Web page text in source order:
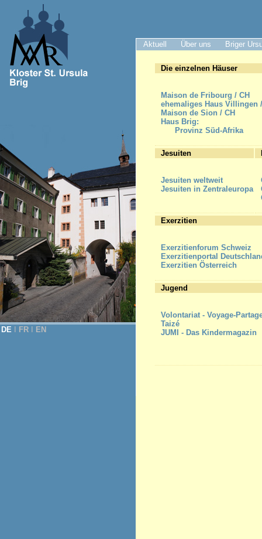
Aktuell Über uns Briger
DE FR EN
Die einzelnen Häuser
Maison de Fribourg / CH
ehemaliges Haus Villingen
Maison de Sion / CH
Haus Brig:
Provinz Süd-Afrika
Jesuiten
Jesuiten weltweit
Jesuiten in Zentraleuropa
Exerzitien
Exerzitienforum Schweiz
Exerzitienportal
Exerzitien Österreich
Jugend
Volontariat - Voyage-
Taizé
JUMI - Das Kindermagazin